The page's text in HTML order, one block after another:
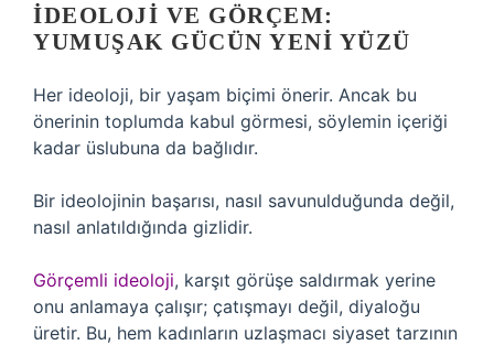
İDEOLOJI VE GÖRÇEM:
YUMUŞAK GÜCÜN YENI YÜZÜ
Her ideoloji, bir yaşam biçimi önerir. Ancak bu
önerinin toplumda kabul görmesi, söylemin içeriği
kadar üslubuna da bağlıdır.
Bir ideolojinin başarısı, nasıl savunulduğunda değil,
nasıl anlatıldığında gizlidir.
Görçemli ideoloji, karşıt görüşe saldırmak yerine
onu anlamaya çalışır; çatışmayı değil, diyaloğu
üretir. Bu, hem kadınların uzlaşmacı siyaset tarzının